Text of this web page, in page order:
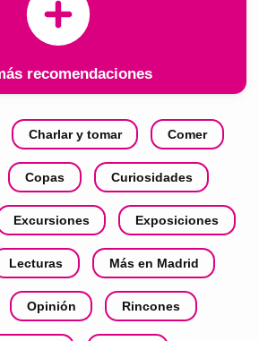
recomendaciones
Charlar y tomar Comer
Copas Curiosidades
Excursiones Exposiciones
Lecturas Más en Madrid
Opinión Rincones